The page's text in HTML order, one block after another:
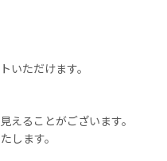
いただけます。
えることがございます。
します。